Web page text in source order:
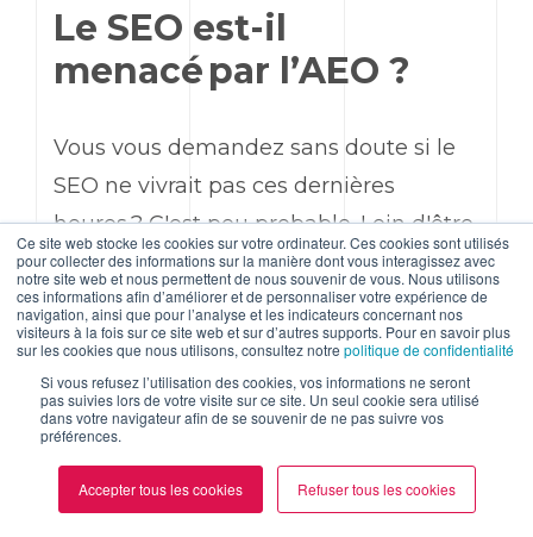
Ce site web stocke les cookies sur votre ordinateur. Ces cookies sont utilisés
pour collecter des informations sur la manière dont vous interagissez avec
notre site web et nous permettent de nous souvenir de vous. Nous utilisons
ces informations afin d’améliorer et de personnaliser votre expérience de
navigation, ainsi que pour l’analyse et les indicateurs concernant nos
visiteurs à la fois sur ce site web et sur d’autres supports. Pour en savoir plus
sur les cookies que nous utilisons, consultez notre politique de confidentialité
Si vous refusez l’utilisation des cookies, vos informations ne seront
pas suivies lors de votre visite sur ce site. Un seul cookie sera utilisé
dans votre navigateur afin de se souvenir de ne pas suivre vos
préférences.
Accepter tous les cookies Refuser tous les cookies
Le SEO est-il
menacé par l’AEO ?
Vous vous demandez sans doute si le
SEO ne vivrait pas ces dernières
heures ? C'est peu probable. Loin d'être
en compétition, le SEO et l’AEO doivent
être vus commedes approches
complémentaires. Le SEO s'efforce de
toujours améliorer la visibilité et la
position de vos pages pour toutes
devient une pièce maîtresse pour vous